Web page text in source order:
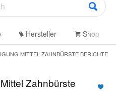
Hersteller Shop
MITTEL ZAHNBÜRSTE BERICHTE
Zahnbürste